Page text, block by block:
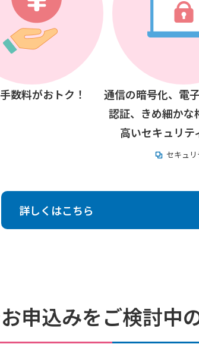
数料がおトク！
通信の暗号化、電
認証、きめ細かな
高いセキュリテ
セキュリ
詳しくはこちら
申込みをご検討中